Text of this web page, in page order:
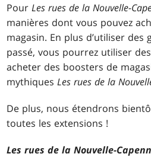
PourLes rues de la Nouvelle-
manières dont vous pouvez
magasin. En plus d’utiliser des
passé, vous pourrez utiliser
acheter des boosters de
mythiquesLes rues de la
De plus, nous étendrons
toutes les extensions !
Les rues de la Nouvelle-